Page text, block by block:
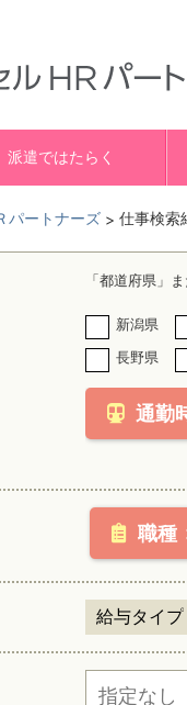
派遣ではたらく
パートナーズ > 仕事検
「都道府県」
新潟県
長野県
通勤
職種